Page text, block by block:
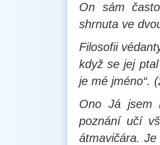
On sám
shrnuta ve
Filosofii
když se jej
je mé jméno“.
Ono Já jsem
poznání učí
átmavičára.